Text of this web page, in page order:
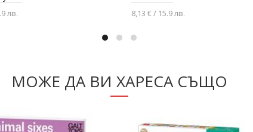
лв. 8,13 € / 15.9 лв.
МОЖЕ ДА ВИ ХАРЕСА СЪЩО